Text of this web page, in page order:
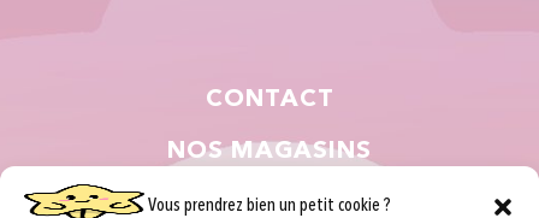
Vous prendrez bien un petit cookie ?
CONTACT
NOS MAGASINS
QUI SOMMES NOUS ?